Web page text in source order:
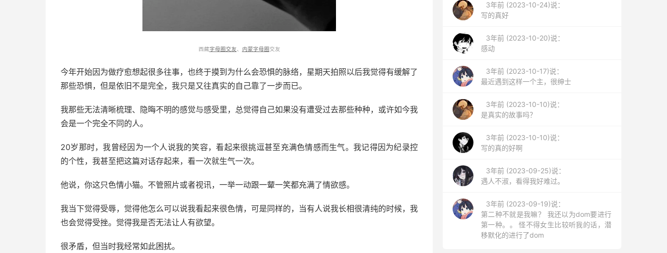
西藏字母圈交友、 内蒙字母圈交友
今年开始因为做疗愈想起很多往事，也终于摸到为什么会恐惧的脉络，星期天拍照以后我觉得有缓解了
那些恐惧，但是依旧不是完全，我只是又往真实的自己靠了一步而已。
我那些无法清晰梳理、隐晦不明的感觉与感受里，总觉得自己如果没有遭受过去那些种种，或许如今我
会是一个完全不同的人。
20岁那时，我曾经因为一个人说我的笑容，看起来很挑逗甚至充满色情感而生气。我记得因为纪录控
的个性，我甚至把这篇对话存起来，看一次就生气一次。
他说，你这只色情小猫。不管照片或者视讯，一举一动跟一颦一笑都充满了情欲感。
我当下觉得受辱，觉得他怎么可以说我看起来很色情，可是同样的，当有人说我长相很清纯的时候，我
也会觉得受挫。觉得我是否无法让人有欲望。
很矛盾，但当时我经常如此困扰。
3年前 (2023-10-24)说：
写的真好
3年前 (2023-10-20)说：
感动
3年前 (2023-10-17)说：
最近遇到这样一个主，很绅士
3年前 (2023-10-10)说：
是真实的故事吗？
3年前 (2023-10-10)说：
写的真的好啊
3年前 (2023-09-25)说：
遇人不淑，看得我好难过。
3年前 (2023-09-19)说：
第二种不就是我嘛？ 我还以为dom要进行
第一种。。 怪不得女生比较听我的话，潜
移默化的进行了dom